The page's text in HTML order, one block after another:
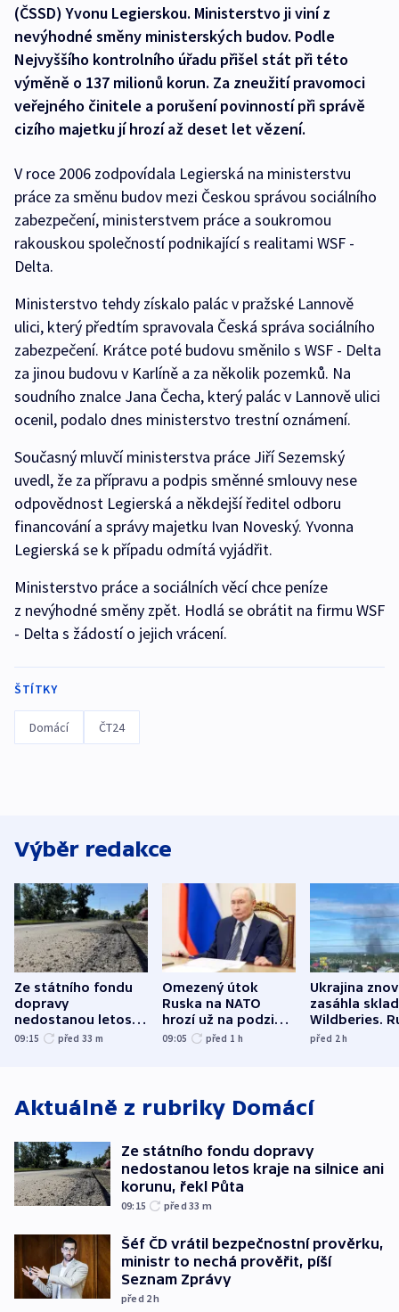
(ČSSD) Yvonu Legierskou. Ministerstvo ji viní z
nevýhodné směny ministerských budov. Podle
Nejvyššího kontrolního úřadu přišel stát při této
výměně o 137 milionů korun. Za zneužití pravomoci
veřejného činitele a porušení povinností při správě
cizího majetku jí hrozí až deset let vězení.
V roce 2006 zodpovídala Legierská na ministerstvu
práce za směnu budov mezi Českou správou sociálního
zabezpečení, ministerstvem práce a soukromou
rakouskou společností podnikající s realitami WSF -
Delta.
Ministerstvo tehdy získalo palác v pražské Lannově
ulici, který předtím spravovala Česká správa sociálního
zabezpečení. Krátce poté budovu směnilo s WSF - Delta
za jinou budovu v Karlíně a za několik pozemků. Na
soudního znalce Jana Čecha, který palác v Lannově ulici
ocenil, podalo dnes ministerstvo trestní oznámení.
Současný mluvčí ministerstva práce Jiří Sezemský
uvedl, že za přípravu a podpis směnné smlouvy nese
odpovědnost Legierská a někdejší ředitel odboru
financování a správy majetku Ivan Noveský. Yvonna
Legierská se k případu odmítá vyjádřit.
Ministerstvo práce a sociálních věcí chce peníze
z nevýhodné směny zpět. Hodlá se obrátit na firmu WSF
- Delta s žádostí o jejich vrácení.
ŠTÍTKY
Domácí ČT24
Výběr redakce
Ze státního fondu
dopravy
nedostanou letos
kraje na silnice ani
09:15 před 33 m
Omezený útok
Ruska na NATO
hrozí už na podzim,
varují tajné služby
09:05 před 1 h
Ukrajina
zasáhla
Wildberies.
útočili v
před 2h
Aktuálně z rubriky Domácí
Ze státního fondu dopravy
nedostanou letos kraje na silnice ani
korunu, řekl Půta
09:15 před 33 m
Šéf ČD vrátil bezpečnostní prověrku,
ministr to nechá prověřit, píší
Seznam Zprávy
před 2h